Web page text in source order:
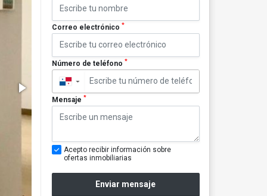
Correo electrónico *
Número de teléfono *
▼
Mensaje *
Acepto recibir información sobre
ofertas inmobiliarias
Enviar mensaje